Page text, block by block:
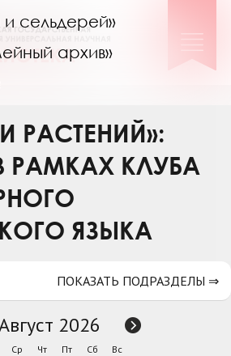
и сельдерей»
архив»
РАСТЕНИЙ»:
РАМКАХ КЛУБА
ЯЗЫКА
ПОКАЗАТЬ ПОДРАЗДЕЛЫ ⇒
2026
Ср Чт Пт Сб Вс